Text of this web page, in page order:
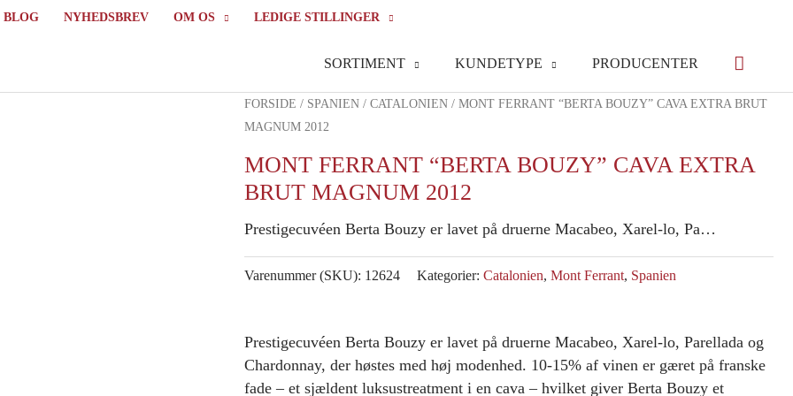
BLOG NYHEDSBREV OM OS LEDIGE STILLINGER
SORTIMENT KUNDETYPE PRODUCENTER
FORSIDE / SPANIEN / CATALONIEN / MONT FERRANT “BERTA BOUZY” CAVA EXTRA BRUT
MAGNUM 2012
MONT FERRANT “BERTA BOUZY” CAVA EXTRA
BRUT MAGNUM 2012
Prestigecuvéen Berta Bouzy er lavet på druerne Macabeo, Xarel-lo, Pa…
Varenummer (SKU): 12624 Kategorier: Catalonien, Mont Ferrant, Spanien
Prestigecuvéen Berta Bouzy er lavet på druerne Macabeo, Xarel-lo, Parellada og
Chardonnay, der høstes med høj modenhed. 10-15% af vinen er gæret på franske
fade – et sjældent luksustreatment i en cava – hvilket giver Berta Bouzy et